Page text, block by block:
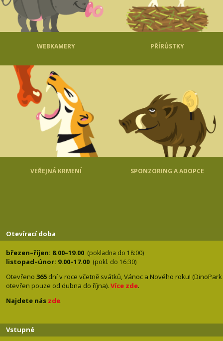
WEBKAMERY PŘÍRŮSTKY
VEŘEJNÁ KRMENÍ SPONZORING A ADOPCE
Otevírací doba
březen–říjen: 8.00–19.00 (pokladna do 18:00)
listopad–únor: 9.00–17.00 (pokl. do 16:30)
Otevřeno 365 dní v roce včetně svátků, Vánoc a Nového roku! (DinoPark
otevřen pouze od dubna do října). Více zde.
Najdete nás zde.
Vstupné